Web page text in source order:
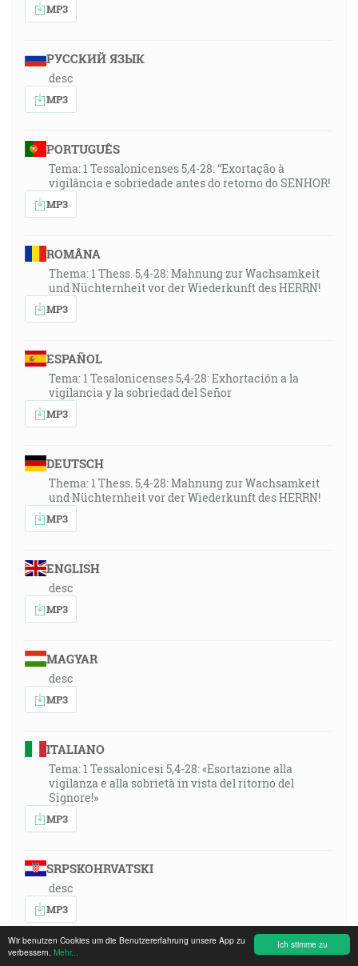
Ich stimme zu
Wir benutzen Cookies um die Benutzererfahrung unsere App zu
verbessern. Mehr...
MP3
РУССКИЙ ЯЗЫК
desc
MP3
PORTUGUÊS
Tema: 1 Tessalonicenses 5,4-28: “Exortação à
vigilância e sobriedade antes do retorno do SENHOR!
MP3
ROMÂNA
Thema: 1 Thess. 5,4-28: Mahnung zur Wachsamkeit
und Nüchternheit vor der Wiederkunft des HERRN!
MP3
ESPAÑOL
Tema: 1 Tesalonicenses 5,4-28: Exhortación a la
vigilancia y la sobriedad del Señor
MP3
DEUTSCH
Thema: 1 Thess. 5,4-28: Mahnung zur Wachsamkeit
und Nüchternheit vor der Wiederkunft des HERRN!
MP3
ENGLISH
desc
MP3
MAGYAR
desc
MP3
ITALIANO
Tema: 1 Tessalonicesi 5,4-28: «Esortazione alla
vigilanza e alla sobrietà in vista del ritorno del
Signore!»
MP3
SRPSKOHRVATSKI
desc
MP3
FRANÇAIS